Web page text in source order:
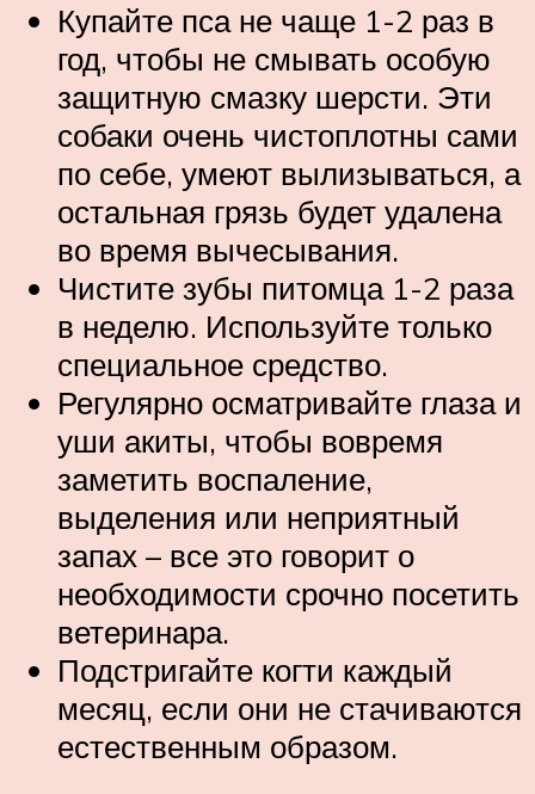
Купайте пса не чаще 1-2 раз в
год, чтобы не смывать особую
защитную смазку шерсти. Эти
собаки очень чистоплотны сами
по себе, умеют вылизываться, а
остальная грязь будет удалена
во время вычесывания.
Чистите зубы питомца 1-2 раза
в неделю. Используйте только
специальное средство.
Регулярно осматривайте глаза и
уши акиты, чтобы вовремя
заметить воспаление,
выделения или неприятный
запах – все это говорит о
необходимости срочно посетить
ветеринара.
Подстригайте когти каждый
месяц, если они не стачиваются
естественным образом.